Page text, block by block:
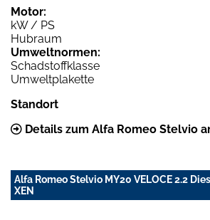
Motor:
kW / PS
Hubraum
Umweltnormen:
Schadstoffklasse
Umweltplakette
Standort
Details zum Alfa Romeo Stelvio
Alfa Romeo Stelvio MY20 VELOCE 2.2
XEN